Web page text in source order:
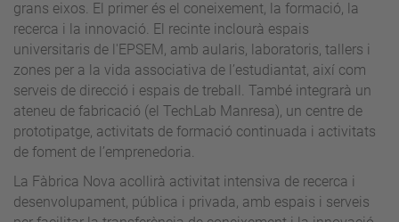
grans eixos. El primer és el coneixement, la formació, la
recerca i la innovació. El recinte inclourà espais
universitaris de l'EPSEM, amb aularis, laboratoris, tallers i
zones per a la vida associativa de l’estudiantat, així com
serveis de direcció i espais de treball. També integrarà un
ateneu de fabricació (el TechLab Manresa), un centre de
prototipatge, activitats de formació continuada i activitats
de foment de l’emprenedoria.
La Fàbrica Nova acollirà activitat intensiva de recerca i
desenvolupament, pública i privada, amb espais i serveis